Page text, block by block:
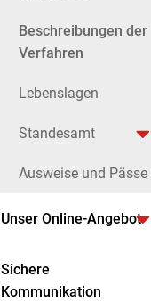
Beschreibungen der
Verfahren
Lebenslagen
Standesamt
Ausweise und Pässe
Unser Online-Angebot
Sichere
Kommunikation